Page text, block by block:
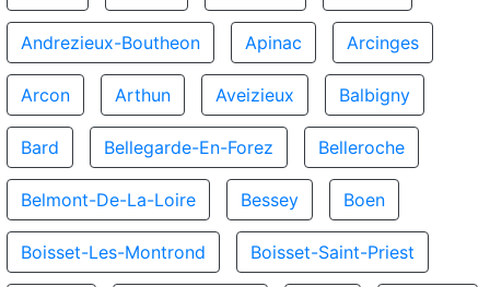
Andrezieux-Boutheon Apinac Arcinges
Arcon Arthun Aveizieux Balbigny
Bard Bellegarde-En-Forez Belleroche
Belmont-De-La-Loire Bessey Boen
Boisset-Les-Montrond Boisset-Saint-Priest